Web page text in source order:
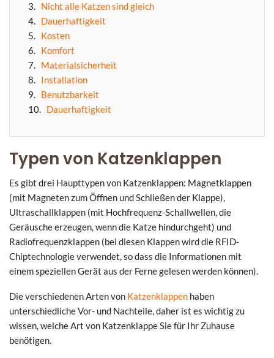
Nicht alle Katzen sind gleich
Dauerhaftigkeit
Kosten
Komfort
Materialsicherheit
Installation
Benutzbarkeit
Dauerhaftigkeit
Typen von Katzenklappen
Es gibt drei Haupttypen von Katzenklappen: Magnetklappen
(mit Magneten zum Öffnen und Schließen der Klappe),
Ultraschallklappen (mit Hochfrequenz-Schallwellen, die
Geräusche erzeugen, wenn die Katze hindurchgeht) und
Radiofrequenzklappen (bei diesen Klappen wird die RFID-
Chiptechnologie verwendet, so dass die Informationen mit
einem speziellen Gerät aus der Ferne gelesen werden können).
Die verschiedenen Arten von Katzenklappen haben
unterschiedliche Vor- und Nachteile, daher ist es wichtig zu
wissen, welche Art von Katzenklappe Sie für Ihr Zuhause
benötigen.